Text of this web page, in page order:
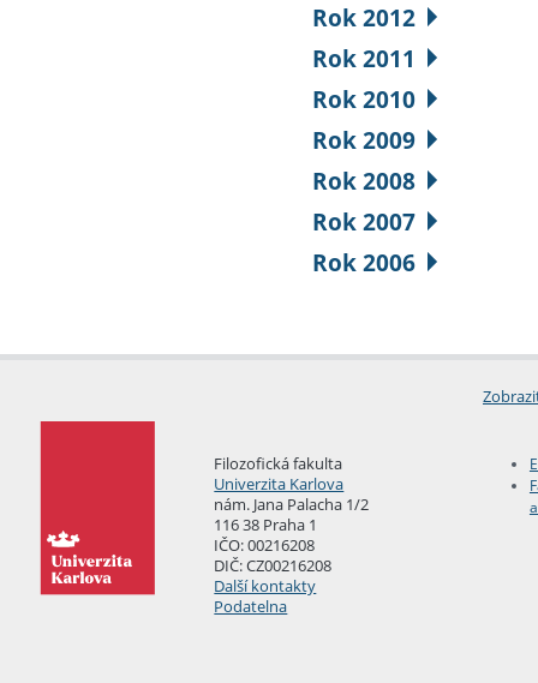
Rok 2012
Rok 2011
Rok 2010
Rok 2009
Rok 2008
Rok 2007
Rok 2006
Filozofická fakulta
Univerzita Karlova
nám. Jana Palacha 1/2
116 38 Praha 1
IČO: 00216208
DIČ: CZ00216208
Další kontakty
Podatelna